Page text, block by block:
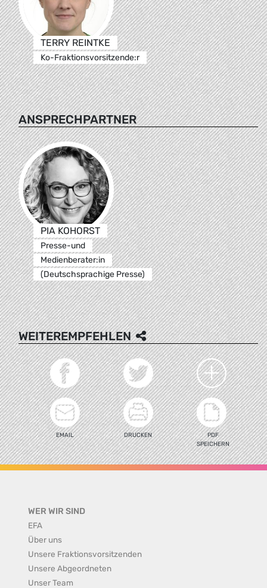
TERRY REINTKE
Ko-Fraktionsvorsitzende:r
ANSPRECHPARTNER
PIA KOHORST
Presse-und
Medienberater:in
(Deutschsprachige Presse)
WEITEREMPFEHLEN
EMAIL DRUCKEN
PDF
SPEICHERN
WER WIR SIND
EFA
Über uns
Unsere Fraktionsvorsitzenden
Unsere Abgeordneten
Unser Team